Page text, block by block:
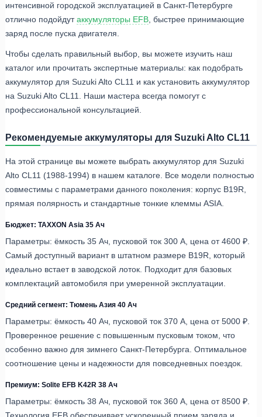
интенсивной городской эксплуатацией в Санкт-Петербурге
отлично подойдутаккумуляторы EFB , быстрее принимающие
заряд после пуска двигателя.
Чтобы сделать правильный выбор, вы можете изучить наш
каталог или прочитать экспертные материалы: как подобрать
аккумулятор для Suzuki Alto CL11 и как установить аккумулятор
на Suzuki Alto CL11. Наши мастера всегда помогут с
профессиональной консультацией.
Рекомендуемые аккумуляторы для Suzuki Alto CL11
На этой странице вы можете выбрать аккумулятор для Suzuki
Alto CL11 (1988-1994) в нашем каталоге. Все модели полностью
совместимы с параметрами данного поколения: корпус B19R,
прямая полярность и стандартные тонкие клеммы ASIA.
Бюджет: TAXXON Asia 35 Ач
Параметры: ёмкость 35 Ач, пусковой ток 300 А, цена от 4600 ₽.
Самый доступный вариант в штатном размере B19R, который
идеально встает в заводской лоток. Подходит для базовых
комплектаций автомобиля при умеренной эксплуатации.
Средний сегмент: Тюмень Азия 40 Ач
Параметры: ёмкость 40 Ач, пусковой ток 370 А, цена от 5000 ₽.
Проверенное решение с повышенным пусковым током, что
особенно важно для зимнего Санкт-Петербурга. Оптимальное
соотношение цены и надежности для повседневных поездок.
Премиум: Solite EFB K42R 38 Ач
Параметры: ёмкость 38 Ач, пусковой ток 360 А, цена от 8500 ₽.